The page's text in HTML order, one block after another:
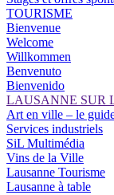
TOURISME
Bienvenue
Welcome
Willkommen
Benvenuto
Bienvenido
LAUSANNE SUR
Art en ville – le
Services industriels
SiL Multimédia
Vins de la Ville
Lausanne Tourisme
Lausanne à table